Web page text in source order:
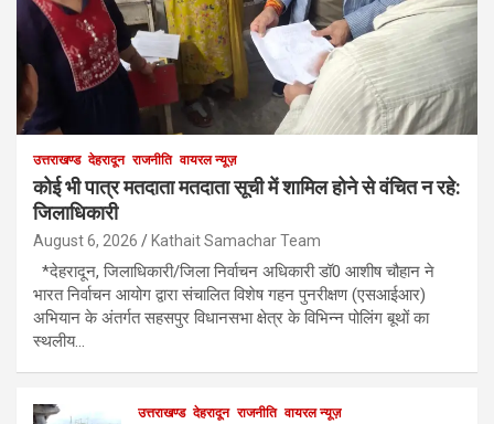
उत्तराखण्ड देहरादून राजनीति वायरल न्यूज़
कोई भी पात्र मतदाता मतदाता सूची में शामिल होने से वंचित न रहे:
जिलाधिकारी
August 6, 2026 Kathait Samachar Team
*देहरादून, जिलाधिकारी/जिला निर्वाचन अधिकारी डॉ0 आशीष चौहान ने
भारत निर्वाचन आयोग द्वारा संचालित विशेष गहन पुनरीक्षण (एसआईआर)
अभियान के अंतर्गत सहसपुर विधानसभा क्षेत्र के विभिन्न पोलिंग बूथों का
स्थलीय…
उत्तराखण्ड देहरादून राजनीति वायरल न्यूज़